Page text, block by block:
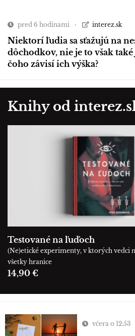
pred 6 hodinami interez.sk
Niektorí ľudia sa sťažujú na
dôchodkov, nie je to však
čoho závisí ich výška?
Knihy od
Testované na ľuďoch
(Ne)etické experimenty, v ktorých vedci
všetky hranice
14,90 €
včera o 12:53